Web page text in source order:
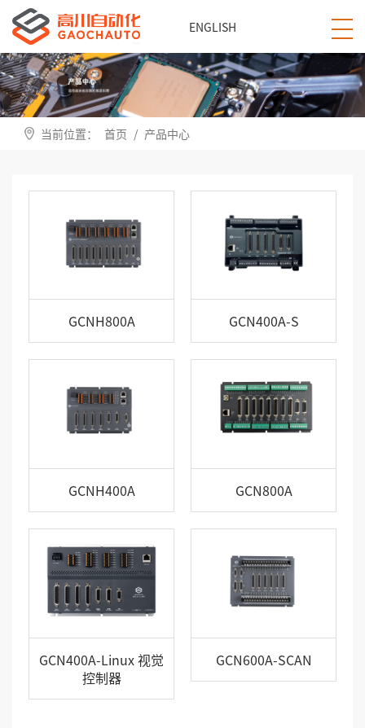
ENGLISH
当前位置： 首页 / 产品中心
GCNH800A GCN400A-S
GCNH400A GCN800A
GCN400A-Linux 视觉
控制器
GCN600A-SCAN